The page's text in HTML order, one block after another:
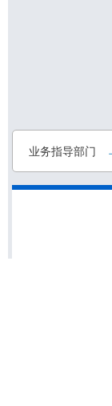
业务指导部门